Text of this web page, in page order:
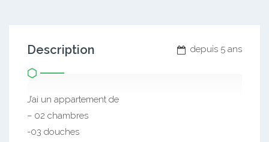
depuis 5 ans
Description
J’ai un appartement de
– 02 chambres
-03 douches